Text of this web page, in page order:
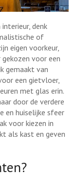
denk
of
eigen voorkeur,
voor een
gemaakt van
een gietvloer,
met glas erin.
door de verdere
en huiselijke sfeer
voor kiezen in
als kast en geven